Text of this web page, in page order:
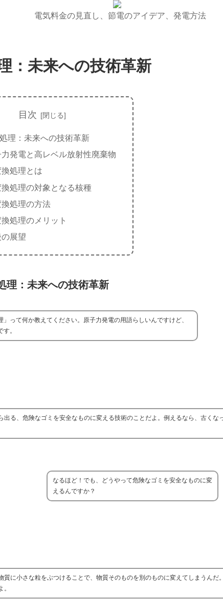
電気料金の見直し、節電のアイデア、発電方法
：未来への技術革新
目次
理：未来への技術革新
力発電と高レベル放射性廃棄物
処理とは
処理の対象となる核種
処理の方法
処理のメリット
展望
理：未来への技術革新
」って何か教えてください。原子力発電の用語らしいんですけど、
。
出る、危険なゴミを安全なものに変える技術のことだよ。例えるなら、古くな
なるほど！でも、どうやって危険なゴミを安全なものに変
えるんですか？
に小さな粒をぶつけることで、物質そのものを別のものに変えてしまうんだ